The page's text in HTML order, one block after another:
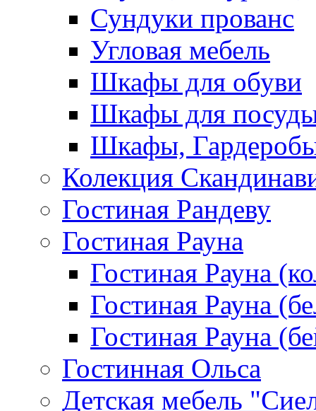
Сундуки прованс
Угловая мебель
Шкафы для обуви
Шкафы для
Шкафы,
Колекция
Гостиная Рандеву
Гостиная Рауна
Гостиная Рауна
Гостиная Рауна
Гостиная Рауна
Гостинная Ольса
Детская мебель